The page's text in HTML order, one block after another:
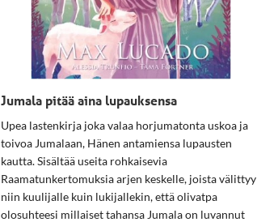
Jumala pitää aina lupauksensa
Upea lastenkirja joka valaa horjumatonta uskoa ja
toivoa Jumalaan, Hänen antamiensa lupausten
kautta. Sisältää useita rohkaisevia
Raamatunkertomuksia arjen keskelle, joista välittyy
niin kuulijalle kuin lukijallekin, että olivatpa
olosuhteesi millaiset tahansa Jumala on luvannut